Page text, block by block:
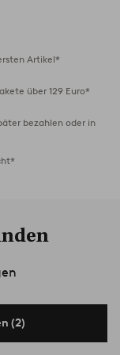
Artikel*
über 129 Euro*
bezahlen oder in
(2)